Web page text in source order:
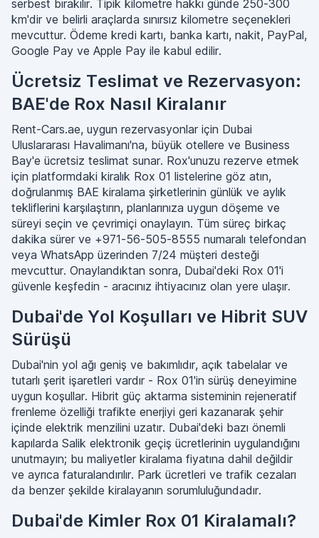
serbest bırakılır. Tipik kilometre hakkı günde 250-300
km'dir ve belirli araçlarda sınırsız kilometre seçenekleri
mevcuttur. Ödeme kredi kartı, banka kartı, nakit, PayPal,
Google Pay ve Apple Pay ile kabul edilir.
Ücretsiz Teslimat ve Rezervasyon:
BAE'de Rox Nasıl Kiralanır
Rent-Cars.ae, uygun rezervasyonlar için Dubai
Uluslararası Havalimanı'na, büyük otellere ve Business
Bay'e ücretsiz teslimat sunar. Rox'unuzu rezerve etmek
için platformdaki kiralık Rox 01 listelerine göz atın,
doğrulanmış BAE kiralama şirketlerinin günlük ve aylık
tekliflerini karşılaştırın, planlarınıza uygun döşeme ve
süreyi seçin ve çevrimiçi onaylayın. Tüm süreç birkaç
dakika sürer ve +971-56-505-8555 numaralı telefondan
veya WhatsApp üzerinden 7/24 müşteri desteği
mevcuttur. Onaylandıktan sonra, Dubai'deki Rox 01'i
güvenle keşfedin - aracınız ihtiyacınız olan yere ulaşır.
Dubai'de Yol Koşulları ve Hibrit SUV
Sürüşü
Dubai'nin yol ağı geniş ve bakımlıdır, açık tabelalar ve
tutarlı şerit işaretleri vardır - Rox 01'in sürüş deneyimine
uygun koşullar. Hibrit güç aktarma sisteminin rejeneratif
frenleme özelliği trafikte enerjiyi geri kazanarak şehir
içinde elektrik menzilini uzatır. Dubai'deki bazı önemli
kapılarda Salik elektronik geçiş ücretlerinin uygulandığını
unutmayın; bu maliyetler kiralama fiyatına dahil değildir
ve ayrıca faturalandırılır. Park ücretleri ve trafik cezaları
da benzer şekilde kiralayanın sorumluluğundadır.
Dubai'de Kimler Rox 01 Kiralamalı?